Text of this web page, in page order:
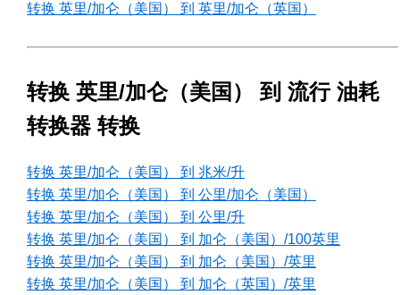
转换 英里/加仑（美国） 到 英里/加仑（英国）
转换 英里/加仑（美国） 到 流行 油耗
转换器 转换
转换 英里/加仑（美国） 到 兆米/升
转换 英里/加仑（美国） 到 公里/加仑（美国）
转换 英里/加仑（美国） 到 公里/升
转换 英里/加仑（美国） 到 加仑（美国）/100英里
转换 英里/加仑（美国） 到 加仑（美国）/英里
转换 英里/加仑（美国） 到 加仑（英国）/英里